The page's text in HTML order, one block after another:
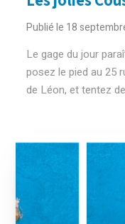
Publié le 18
Le gage du jour
posez le pied au 25
de Léon, et tentez